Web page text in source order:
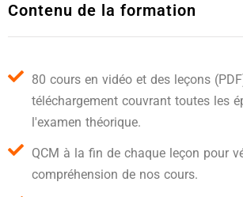
Contenu de la formation
80 cours en vidéo et des leçons
téléchargement couvrant toutes les
l'examen théorique.
QCM à la fin de chaque leçon pour
compréhension de nos cours.